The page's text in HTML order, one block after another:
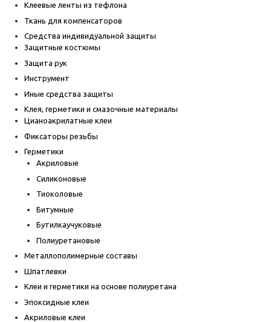
Клеевые ленты из тефлона
Ткань для компенсаторов
Средства индивидуальной защиты
Защитные костюмы
Защита рук
Инструмент
Иные средства защиты
Клея, герметики и смазочные материалы
Цианоакрилатные клеи
Фиксаторы резьбы
Герметики
Акриловые
Силиконовые
Тиоколовые
Битумные
Бутилкаучуковые
Полиуретановые
Металлополимерные составы
Шпатлевки
Клеи и герметики на основе полиуретана
Эпоксидные клеи
Акриловые клеи